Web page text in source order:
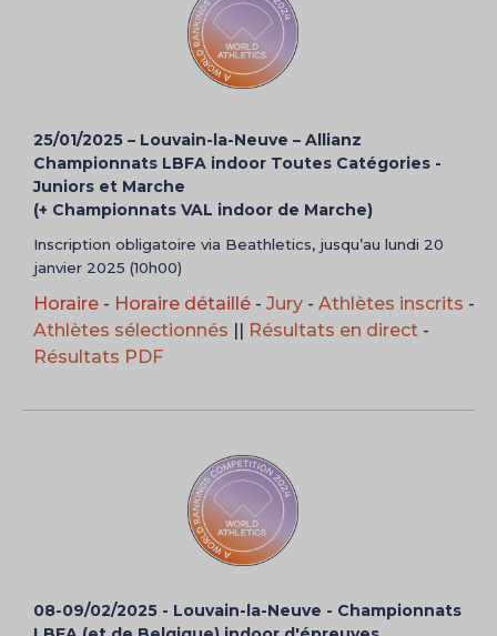
25/01/2025 – Louvain-la-Neuve – Allianz
Championnats LBFA indoor Toutes Catégories -
Juniors et Marche
(+ Championnats VAL indoor de Marche)
Inscription obligatoire via Beathletics, jusqu’au lundi 20
janvier 2025 (10h00)
Horaire - Horaire détaillé - Jury - Athlètes inscrits -
Athlètes sélectionnés || Résultats en direct -
Résultats PDF
08-09/02/2025 - Louvain-la-Neuve - Championnats